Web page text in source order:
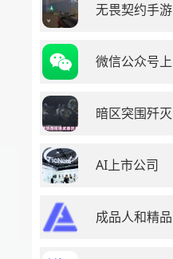
无畏契约手游
微信公众号上
暗区突围歼灭
AI上市公司
成品人和精品